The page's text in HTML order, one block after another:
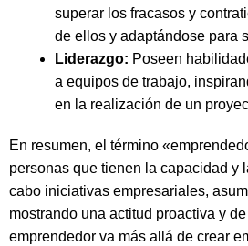
superar los fracasos y
de ellos y adaptándose para
Liderazgo: Poseen
a equipos de trabajo,
en la realización de un
En resumen, el término
personas que tienen la capacidad y
cabo iniciativas empresariales,
mostrando una actitud proactiva y
emprendedor va más allá de crear